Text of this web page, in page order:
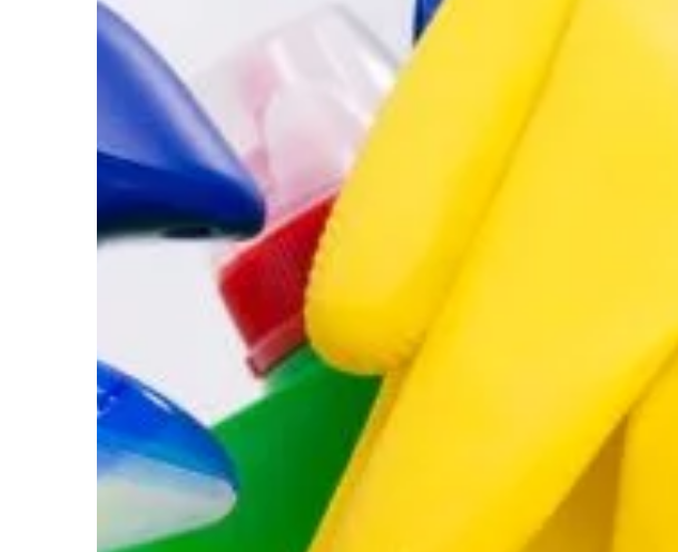
21 | 12 | 2018
Jak urządzić przytulny balkon?
Mieszkanie w bloku jest czymś nieco
innym, niż w prawdziwym domu. Jedna z
największych różni to brak ogródka,
gdzie moglibyśmy […]